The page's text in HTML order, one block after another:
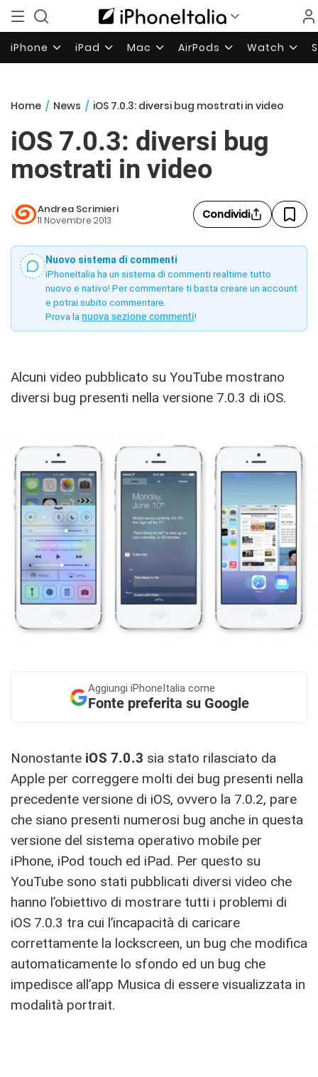
iPhone iPad Mac AirPods Watch
Home / News / iOS 7.0.3: diversi bug mostrati in video
iOS 7.0.3: diversi bug
mostrati in video
Andrea Scrimieri
11 Novembre 2013 Condividi
Nuovo sistema di commenti
iPhoneItalia ha un sistema di commenti realtime tutto
nuovo e nativo! Per commentare ti basta creare un account
e potrai subito commentare.
Prova la nuova sezione commenti!
Alcuni video pubblicato su YouTube mostrano
diversi bug presenti nella versione 7.0.3 di iOS.
Aggiungi iPhoneItalia come
Fonte preferita su Google
Nonostante iOS 7.0.3 sia stato rilasciato da
Apple per correggere molti dei bug presenti nella
precedente versione di iOS, ovvero la 7.0.2, pare
che siano presenti numerosi bug anche in questa
versione del sistema operativo mobile per
iPhone, iPod touch ed iPad. Per questo su
YouTube sono stati pubblicati diversi video che
hanno l’obiettivo di mostrare tutti i problemi di
iOS 7.0.3 tra cui l’incapacità di caricare
correttamente la lockscreen, un bug che modifica
automaticamente lo sfondo ed un bug che
impedisce all’app Musica di essere visualizzata in
modalità portrait.